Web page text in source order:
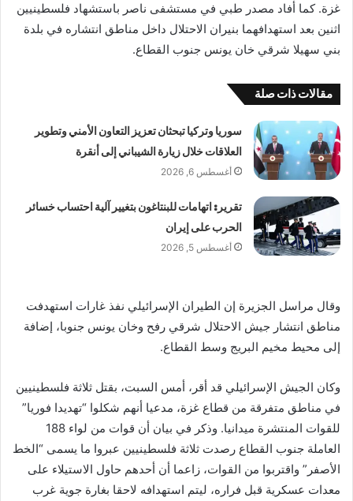
غزة. كما أفاد مصدر طبي في مستشفى ناصر باستشهاد فلسطينيين
اثنين بعد استهدافهما بنيران الاحتلال داخل مناطق انتشاره في بلدة
بني سهيلا شرقي خان يونس جنوب القطاع.
مقالات ذات صلة
سوريا وتركيا تبحثان تعزيز التعاون الأمني وتطوير
العلاقات خلال زيارة الشيباني إلى أنقرة
أغسطس 6, 2026
تقرير: اتهامات للبنتاغون بتغيير آلية احتساب خسائر
الحرب على إيران
أغسطس 5, 2026
وقال مراسل الجزيرة إن الطيران الإسرائيلي نفذ غارات استهدفت
مناطق انتشار جيش الاحتلال شرقي رفح وخان يونس جنوبا، إضافة
إلى محيط مخيم البريج وسط القطاع.
وكان الجيش الإسرائيلي قد أقر، أمس السبت، بقتل ثلاثة فلسطينيين
في مناطق متفرقة من قطاع غزة، مدعيا أنهم شكلوا “تهديدا فوريا”
للقوات المنتشرة ميدانيا. وذكر في بيان أن قوات من لواء 188
العاملة جنوب القطاع رصدت ثلاثة فلسطينيين عبروا ما يسمى “الخط
الأصفر” واقتربوا من القوات، زاعما أن أحدهم حاول الاستيلاء على
معدات عسكرية قبل فراره، ليتم استهدافه لاحقا بغارة جوية غرب